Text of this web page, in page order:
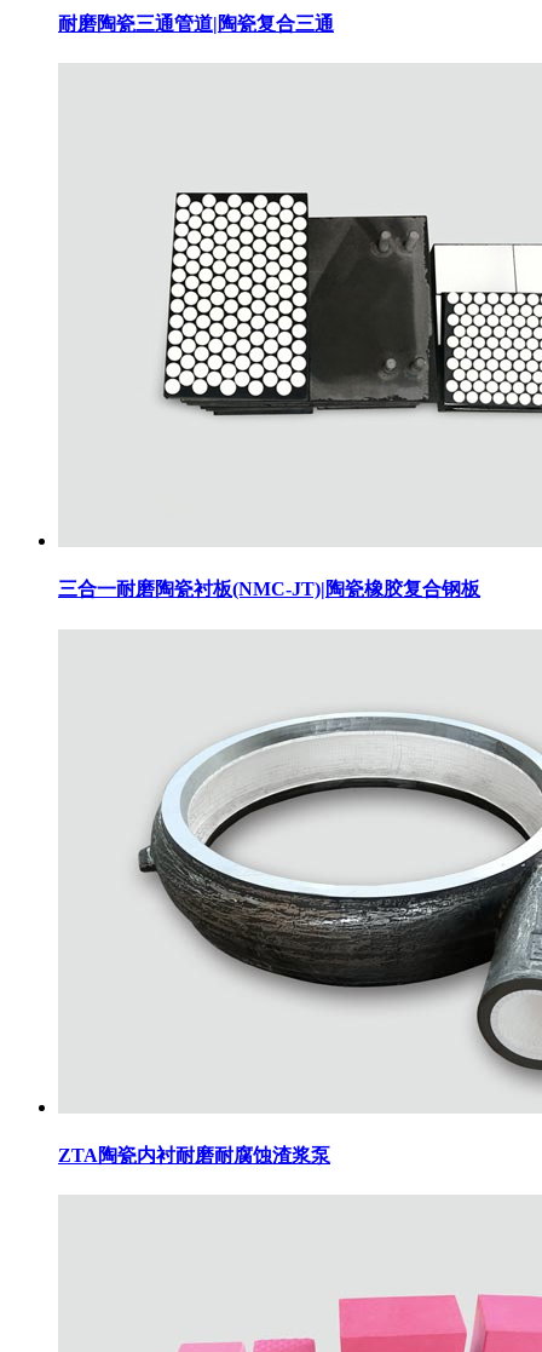
耐磨陶瓷三通管道|陶瓷复合三通
三合一耐磨陶瓷衬板(NMC-JT)|陶瓷橡胶复合钢板
ZTA陶瓷内衬耐磨耐腐蚀渣浆泵